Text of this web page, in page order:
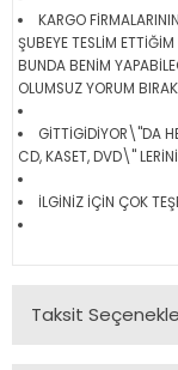
KARGO
ŞUBEYE TESLİM
BUNDA BENİM
OLUMSUZ YORUM
GİTTİGİDİYOR\"DA
CD, KASET, DVD\"
İLGİNİZ İÇİN ÇOK
Taksit